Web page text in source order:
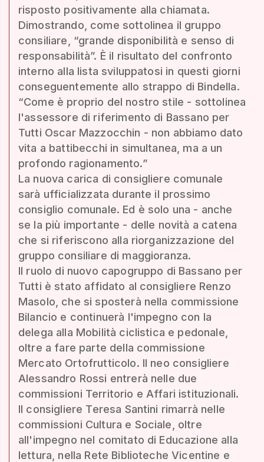
risposto positivamente alla chiamata.
Dimostrando, come sottolinea il gruppo
consiliare, “grande disponibilità e senso di
responsabilità”. È il risultato del confronto
interno alla lista sviluppatosi in questi giorni
conseguentemente allo strappo di Bindella.
“Come è proprio del nostro stile - sottolinea
l'assessore di riferimento di Bassano per
Tutti Oscar Mazzocchin - non abbiamo dato
vita a battibecchi in simultanea, ma a un
profondo ragionamento.”
La nuova carica di consigliere comunale
sarà ufficializzata durante il prossimo
consiglio comunale. Ed è solo una - anche
se la più importante - delle novità a catena
che si riferiscono alla riorganizzazione del
gruppo consiliare di maggioranza.
Il ruolo di nuovo capogruppo di Bassano per
Tutti è stato affidato al consigliere Renzo
Masolo, che si sposterà nella commissione
Bilancio e continuerà l'impegno con la
delega alla Mobilità ciclistica e pedonale,
oltre a fare parte della commissione
Mercato Ortofrutticolo. Il neo consigliere
Alessandro Rossi entrerà nelle due
commissioni Territorio e Affari istituzionali.
Il consigliere Teresa Santini rimarrà nelle
commissioni Cultura e Sociale, oltre
all'impegno nel comitato di Educazione alla
lettura, nella Rete Biblioteche Vicentine e